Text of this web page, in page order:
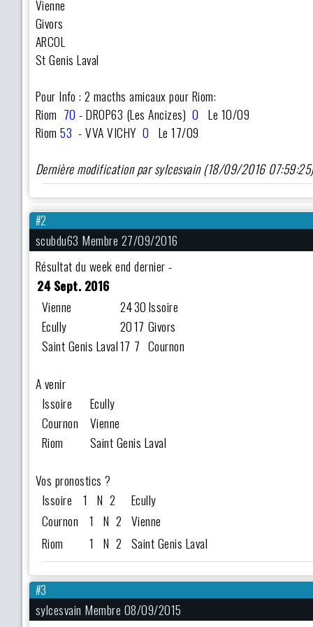
Vienne
Givors
ARCOL
St Genis Laval
Pour Info : 2 macths amicaux pour Riom:
Riom 70 - DROP63 (Les Ancizes)0Le 10/09
Riom53 - VVA VICHY 0 Le 17/09
Dernière modification par sylcesvain (18/09/2016
#2
scubdu63 Membre 27/09/2016
Résultat du week end dernier -
24 Sept. 2016
Vienne
2430Issoire
Ecully
2017 Givors
Saint Genis Laval17 7 Cournon
A venir
Issoire
Ecully
Cournon
Vienne
Riom
Saint Genis Laval
Vos pronostics ?
Issoire
1 N 2
Ecully
Cournon
1 N 2 Vienne
Riom
1 N 2 Saint Genis Laval
#3
sylcesvain Membre 08/09/2015